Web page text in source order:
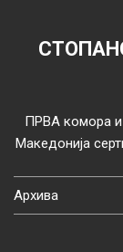
ПРВА комора и
Македонија
Архива